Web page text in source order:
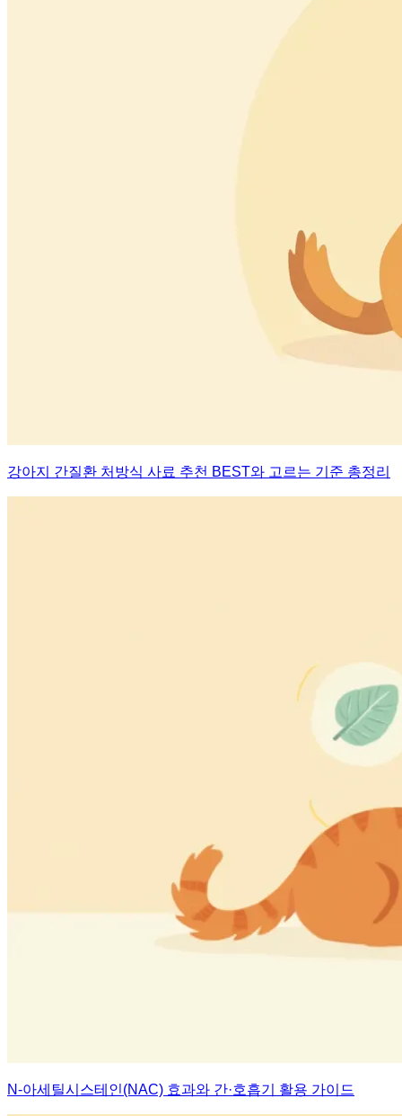
강아지 간질환 처방식 사료 추천 BEST와 고르는 기준 총정리
N-아세틸시스테인(NAC) 효과와 간·호흡기 활용 가이드